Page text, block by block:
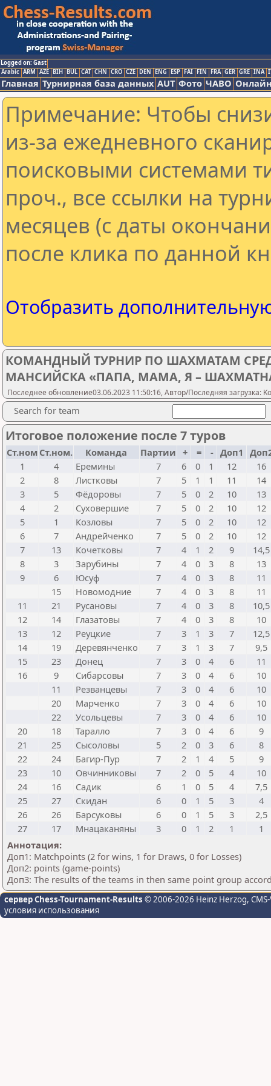
Logged on: Gast
Arabic ARM AZE BIH BUL CAT CHN CRO CZE DEN ENG ESP FAI FIN FRA GER GRE INA
Главная Турнирная база данных AUT Фото ЧАВО
Примечание: Чтобы
из-за ежедневного
поисковыми системами
проч., все ссылки на
месяцев (с даты
после клика по данной
Отобразить
КОМАНДНЫЙ ТУРНИР ПО ШАХМАТАМ
МАНСИЙСКА «ПАПА, МАМА, Я –
Последнее обновление03.06.2023 11:50:16, Автор/Последняя загрузка:
Search for team
Итоговое положение после 7 туров
Ст.ном Ст.ном. Команда Партии + = - Доп1
1
4 Еремины 7 6 0 1 12
16
2
8 Листковы 7 5 1 1 11
14
3
5 Фёдоровы 7 5 0 2 10
13
4
2 Суховершие 7 5 0 2 10
12
5
1 Козловы 7 5 0 2 10
12
6
7 Андрейченко 7 5 0 2 10
12
7
13 Кочетковы 7 4 1 2 9
14,5
8
3 Зарубины 7 4 0 3 8
13
9
6 Юсуф 7 4 0 3 8
11
15
Новомодние 7 4 0 3 8
11
11
21 Русановы 7 4 0 3 8
10,5
12
14 Глазатовы 7 4 0 3 8
10
13
12 Реуцкие 7 3 1 3 7
12,5
14
19 Деревянченко 7 3 1 3 7
9,5
15
23 Донец 7 3 0 4 6
11
16
9 Сибарсовы 7 3 0 4 6
10
11
Резванцевы 7 3 0 4 6
10
20
Марченко 7 3 0 4 6
10
22
Усольцевы 7 3 0 4 6
10
20
18 Таралло 7 3 0 4 6
9
21
25 Сысоловы 5 2 0 3 6
8
22
24 Багир-Пур 7 2 1 4 5
9
23
10 Овчинниковы 7 2 0 5 4
10
24
16 Садик 6 1 0 5 4
7,5
25
27 Скидан 6 0 1 5 3
4
26
26 Барсуковы 6 0 1 5 3
2,5
27
17 Мнацаканяны 3 0 1 2 1
1
Аннотация:
Доп1: Matchpoints (2 for wins, 1 for Draws, 0 for Losses)
Доп2: points (game-points)
Доп3: The results of the teams in then same point group
сервер Chess-Tournament-Results © 2006-2026 Heinz Herzog,
условия использования